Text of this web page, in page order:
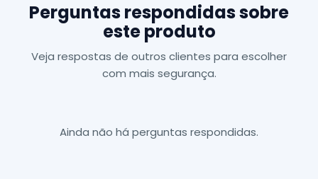
Perguntas respondidas sobre
este produto
Veja respostas de outros clientes para escolher
com mais segurança.
Ainda não há perguntas respondidas.